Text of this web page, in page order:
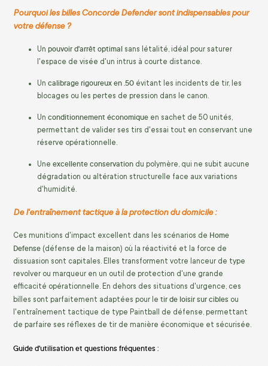
Pourquoi les billes Concorde Defender sont indispensables pour
votre défense ?
Un pouvoir d'arrêt optimal sans létalité, idéal pour saturer
l'espace de visée d'un intrus à courte distance.
Un calibrage rigoureux en .50 évitant les incidents de tir, les
blocages ou les pertes de pression dans le canon.
Un conditionnement économique en sachet de 50 unités,
permettant de valider ses tirs d'essai tout en conservant une
réserve opérationnelle.
Une excellente conservation du polymère, qui ne subit aucune
dégradation ou altération structurelle face aux variations
d'humidité.
De l'entraînement tactique à la protection du domicile :
Ces munitions d'impact excellent dans les scénarios de Home
Defense (défense de la maison) où la réactivité et la force de
dissuasion sont capitales. Elles transforment votre lanceur de type
revolver ou marqueur en un outil de protection d'une grande
efficacité opérationnelle. En dehors des situations d'urgence, ces
billes sont parfaitement adaptées pour le tir de loisir sur cibles ou
l'entraînement tactique de type Paintball de défense, permettant
de parfaire ses réflexes de tir de manière économique et sécurisée.
Guide d'utilisation et questions fréquentes :